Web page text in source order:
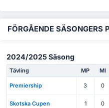
FÖRGÅENDE SÄSONGERS
2024/2025 Säsong
Tävling MP Ml
Premiership 3 0
Skotska Cupen 1 0